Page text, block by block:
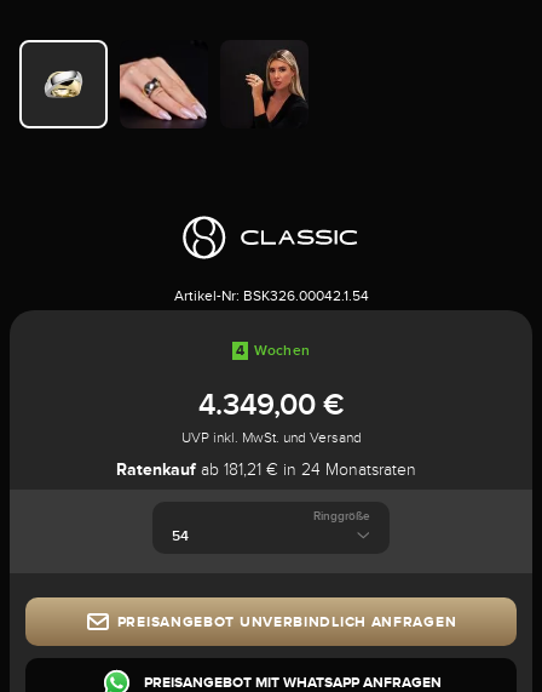
Artikel-Nr: BSK326.00042.1.54
4 Wochen
4.349,00 €
UVP inkl. MwSt. und Versand
Ratenkauf ab 181,21 € in 24 Monatsraten
Ringgröße
PREISANGEBOT UNVERBINDLICH ANFRAGEN
PREISANGEBOT MIT WHATSAPP ANFRAGEN